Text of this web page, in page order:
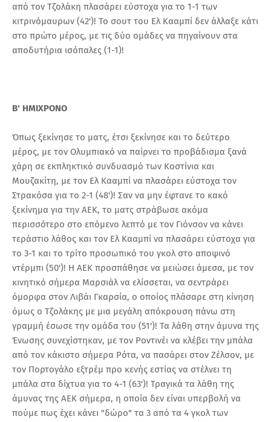
από τον Τζολάκη πλασάρει εύστοχα για το 1-1 των
κιτρινόμαυρων (42')! Το σουτ του Ελ Κααμπί δεν άλλαξε κάτι
στο πρώτο μέρος, με τις δύο ομάδες να πηγαίνουν στα
αποδυτήρια ισόπαλες (1-1)!
Β' ΗΜΙΧΡΟΝΟ
Όπως ξεκίνησε το ματς, έτσι ξεκίνησε και το δεύτερο
μέρος, με τον Ολυμπιακό να παίρνει το προβάδισμα ξανά
χάρη σε εκπληκτικό συνδυασμό των Κοστίνια και
Μουζακίτη, με τον Ελ Κααμπί να πλασάρει εύστοχα τον
Στρακόσα για το 2-1 (48')! Σαν να μην έφτανε το κακό
ξεκίνημα για την ΑΕΚ, το ματς στράβωσε ακόμα
περισσότερο στο επόμενο λεπτό με τον Γιόνσον να κάνει
τεράστιο λάθος και τον Ελ Κααμπί να πλασάρει εύστοχα για
το 3-1 και το τρίτο προσωπικό του γκολ στο αποψινό
ντέρμπι (50')! Η ΑΕΚ προσπάθησε να μειώσει άμεσα, με τον
κινητικό σήμερα Μαρσιάλ να ελίσσεται, να σεντράρει
όμορφα στον Λιβάι Γκαρσία, ο οποίος πλάσαρε στη κίνηση
όμως ο Τζολάκης με μια μεγάλη απόκρουση πάνω στη
γραμμή έσωσε την ομάδα του (51')! Τα λάθη στην άμυνα της
Ένωσης συνεχίστηκαν, με τον Ροντινέι να κλέβει την μπάλα
από τον κάκιστο σήμερα Ρότα, να πασάρει στον Ζέλσον, με
τον Πορτογάλο εξτρέμ προ κενής εστίας να στέλνει τη
μπάλα στα δίχτυα για το 4-1 (63')! Τραγικά τα λάθη της
άμυνας της ΑΕΚ σήμερα, η οποία δεν είναι υπερβολή να
πούμε πως έχει κάνει "δώρο" τα 3 από τα 4 γκολ των